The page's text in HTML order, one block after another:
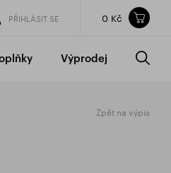
0 Kč
vč DPH
0 Kč
PŘIHLÁSIT SE 0 Kč
Výprodej
Zpět na výpis